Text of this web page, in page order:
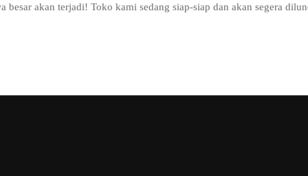
besar akan terjadi! Toko kami sedang siap-siap dan akan segera